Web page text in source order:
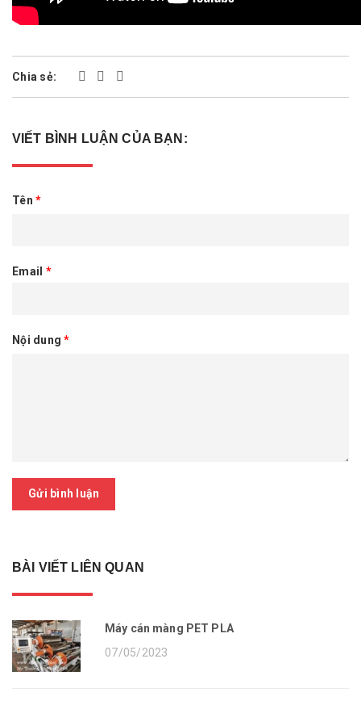
Chia sẻ:
VIẾT BÌNH LUẬN CỦA BẠN:
Tên *
Email *
Nội dung*
Gửi bình luận
BÀI VIẾT LIÊN QUAN
Máy cán màng PET PLA
07/05/2023